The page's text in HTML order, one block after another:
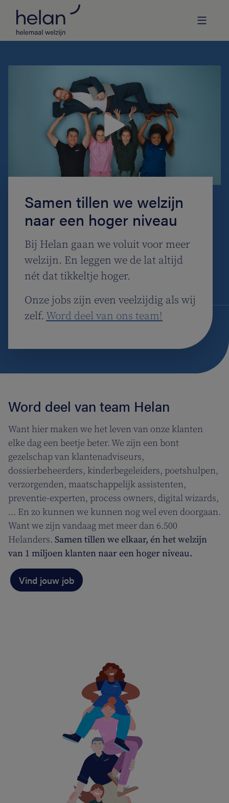
Samen tillen we welzijn
naar een hoger niveau
Bij Helan gaan we voluit voor meer
welzijn. En leggen we de lat altijd
nét dat tikkeltje hoger.
Onze jobs zijn even veelzijdig als wij
zelf. Word deel van ons team!
Word deel van team Helan
Want hier maken we het leven van onze klanten
elke dag een beetje beter. We zijn een bont
gezelschap van klantenadviseurs,
dossierbeheerders, kinderbegeleiders, poetshulpen,
verzorgenden, maatschappelijk assistenten,
preventie-experten, process owners, digital wizards,
... En zo kunnen we kunnen nog wel even doorgaan.
Want we zijn vandaag met meer dan 6.500
Helanders. Samen tillen we elkaar, én het welzijn
van 1 miljoen klanten naar een hoger niveau.
Vind jouw job